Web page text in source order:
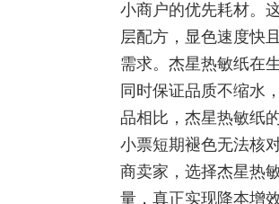
小商户的优先耗材。
层配方，显色速度快
需求。杰星热敏纸在
同时保证品质不缩水
品相比，杰星热敏纸
小票短期褪色无法核
商卖家，选择杰星热
量，真正实现降本增